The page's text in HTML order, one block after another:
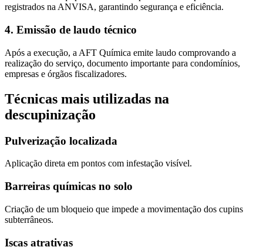
registrados na ANVISA, garantindo segurança e eficiência.
4. Emissão de laudo técnico
Após a execução, a AFT Química emite laudo comprovando a
realização do serviço, documento importante para condomínios,
empresas e órgãos fiscalizadores.
Técnicas mais utilizadas na
descupinização
Pulverização localizada
Aplicação direta em pontos com infestação visível.
Barreiras químicas no solo
Criação de um bloqueio que impede a movimentação dos cupins
subterrâneos.
Iscas atrativas